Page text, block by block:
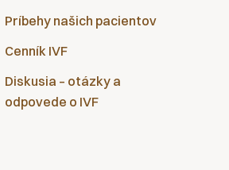
Príbehy našich pacientov
Cenník IVF
Diskusia – otázky a
odpovede o IVF